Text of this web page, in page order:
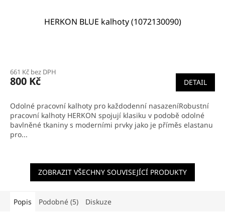
HERKON BLUE kalhoty (1072130090)
661 Kč bez DPH
800 Kč DETAIL
Odolné pracovní kalhoty pro každodenní nasazeníRobustní
pracovní kalhoty HERKON spojují klasiku v podobě odolné
bavlněné tkaniny s moderními prvky jako je příměs elastanu
pro...
ZOBRAZIT VŠECHNY SOUVISEJÍCÍ PRODUKTY
Popis Podobné (5) Diskuze